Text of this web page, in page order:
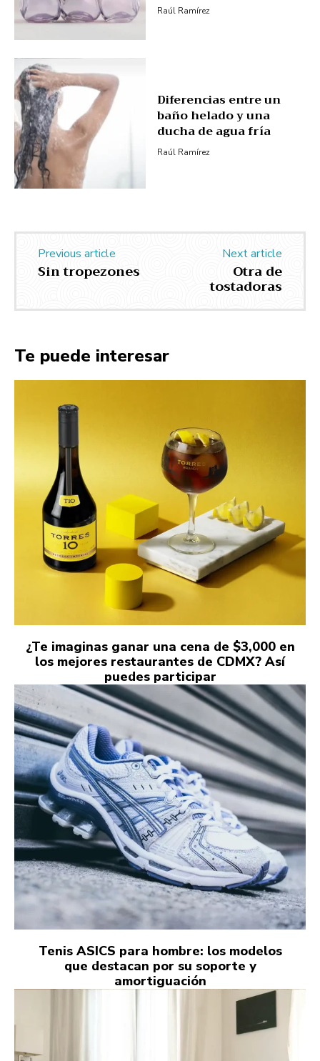
Raúl Ramírez
Diferencias entre un
baño helado y una
ducha de agua fría
Raúl Ramírez
Previous article
Sin tropezones
Next article
Otra de
tostadoras
Te puede interesar
¿Te imaginas ganar una cena de $3,000 en
los mejores restaurantes de CDMX? Así
puedes participar
Tenis ASICS para hombre: los modelos
que destacan por su soporte y
amortiguación